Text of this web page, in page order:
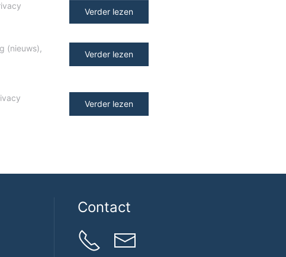
Verder lezen
(nieuws),
Verder lezen
Verder lezen
Contact